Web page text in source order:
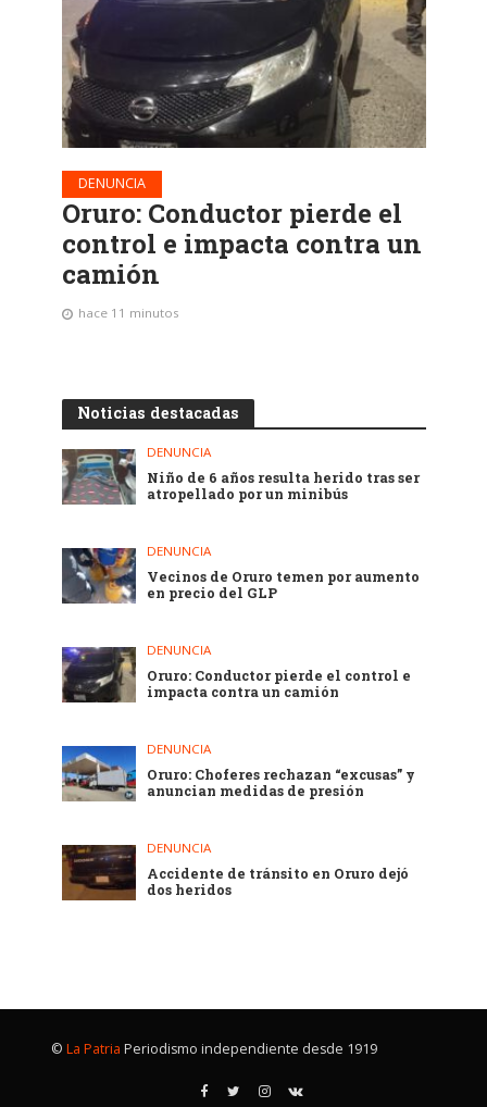
DENUNCIA
Oruro: Conductor pierde el
control e impacta contra un
camión
hace 11 minutos
Noticias destacadas
DENUNCIA
Niño de 6 años resulta herido tras ser
atropellado por un minibús
DENUNCIA
Vecinos de Oruro temen por aumento
en precio del GLP
DENUNCIA
Oruro: Conductor pierde el control e
impacta contra un camión
DENUNCIA
Oruro: Choferes rechazan “excusas” y
anuncian medidas de presión
DENUNCIA
Accidente de tránsito en Oruro dejó
dos heridos
© La Patria Periodismo independiente desde 1919